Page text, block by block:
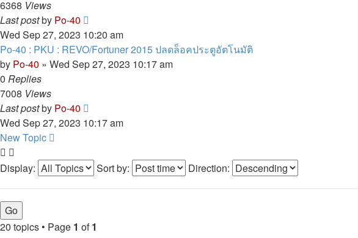
6368 Views
Last postby Po-40
Wed Sep 27, 2023 10:20 am
Po-40 : PKU : REVO/Fortuner 2015 ปลดล็อคประตูอัตโนมัติ
by Po-40 » Wed Sep 27, 2023 10:17 am
0 Replies
7008 Views
Last postby Po-40
Wed Sep 27, 2023 10:17 am
New Topic
Display: Sort by: Direction:
20 topics • Page 1 of1